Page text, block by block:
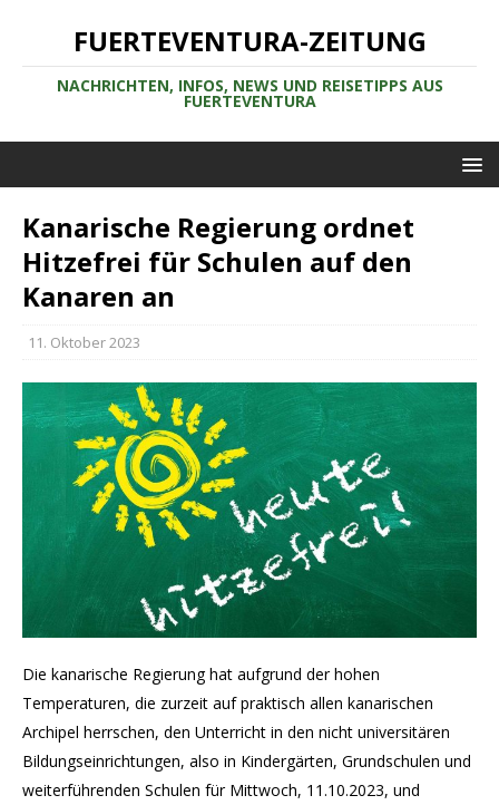
FUERTEVENTURA-ZEITUNG
NACHRICHTEN, INFOS, NEWS UND REISETIPPS AUS
FUERTEVENTURA
Kanarische Regierung ordnet
Hitzefrei für Schulen auf den
Kanaren an
11. Oktober 2023
Die kanarische Regierung hat aufgrund der hohen
Temperaturen, die zurzeit auf praktisch allen kanarischen
Archipel herrschen, den Unterricht in den nicht universitären
Bildungseinrichtungen, also in Kindergärten, Grundschulen und
weiterführenden Schulen für Mittwoch, 11.10.2023, und